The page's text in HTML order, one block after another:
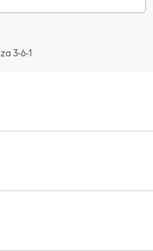
3-6-1